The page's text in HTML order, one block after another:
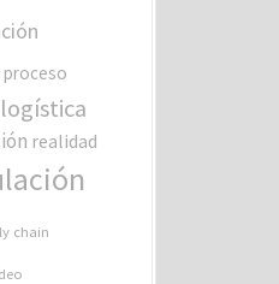
proceso
realidad
chain